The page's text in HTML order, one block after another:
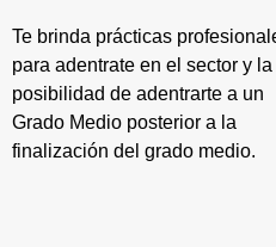
Te brinda prácticas
para adentrate en el sector y la
posibilidad de adentrarte a un
Grado Medio posterior a la
finalización del grado medio.